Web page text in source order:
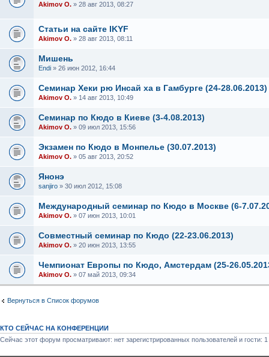
Akimov O. » 28 авг 2013, 08:27
Статьи на сайте IKYF
Akimov O. » 28 авг 2013, 08:11
Мишень
Endi » 26 июн 2012, 16:44
Семинар Хеки рю Инсай ха в Гамбурге (24-28.06.2013)
Akimov O. » 14 авг 2013, 10:49
Семинар по Кюдо в Киеве (3-4.08.2013)
Akimov O. » 09 июл 2013, 15:56
Экзамен по Кюдо в Монпелье (30.07.2013)
Akimov O. » 05 авг 2013, 20:52
Янонэ
sanjiro » 30 июл 2012, 15:08
Международный семинар по Кюдо в Москве (6-
Akimov O. » 07 июн 2013, 10:01
Cовместный семинар по Кюдо (22-23.06.2013)
Akimov O. » 20 июн 2013, 13:55
Чемпионат Европы по Кюдо, Амстердам (25-
Akimov O. » 07 май 2013, 09:34
Вернуться в Список форумов
КТО СЕЙЧАС НА КОНФЕРЕНЦИИ
Сейчас этот форум просматривают: нет зарегистрированных пользователей и гости: 1